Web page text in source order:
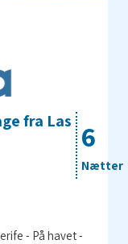
6
Nætter
fra Las
- På havet -